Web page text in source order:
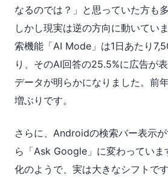
なるのでは？」と思っていた方も
しかし現実は逆の方向に動いてい
索機能「AI Mode」は1日あたり
り、そのAI回答の25.5%に広告が
データが明らかになりました。前
増ぶりです。
さらに、Androidの検索バー表示
ら「Ask Google」に変わっていま
化のようで、実は大きなシフトで